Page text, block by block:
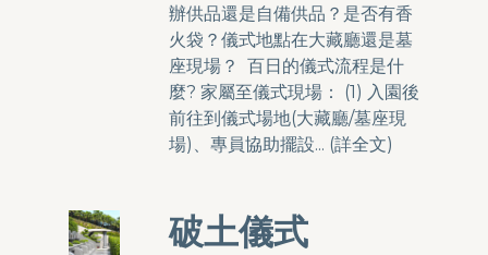
辦供品還是自備供品？是否有香
火袋？儀式地點在大藏廳還是墓
座現場？ 百日的儀式流程是什
麼? 家屬至儀式現場： (1) 入園後
前往到儀式場地(大藏廳/墓座現
場)、專員協助擺設... (詳全文)
破土儀式